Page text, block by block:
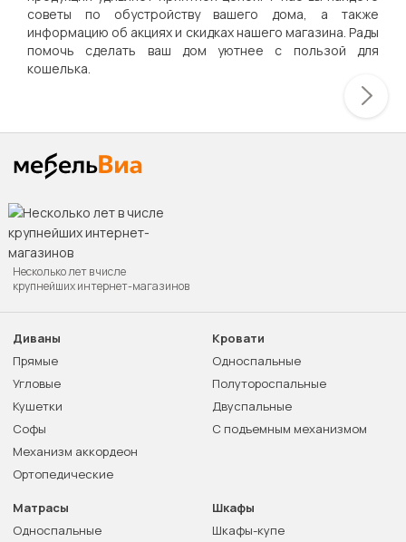
советы по обустройству вашего дома, а также
информацию об акциях и скидках нашего магазина. Рады
помочь сделать ваш дом уютнее с пользой для
кошелька.
Несколько лет в числе
крупнейших интернет-магазинов
Диваны
Прямые
Угловые
Кушетки
Софы
Механизм аккордеон
Ортопедические
Кровати
Односпальные
Полутороспальные
Двуспальные
С подъемным механизмом
Матрасы
Односпальные
Шкафы
Шкафы-купе